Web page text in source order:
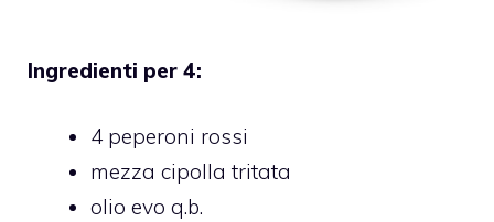
Ingredienti per 4:
4 peperoni rossi
mezza cipolla tritata
olio evo q.b.